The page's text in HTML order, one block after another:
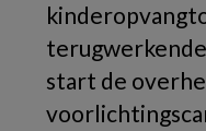
start de